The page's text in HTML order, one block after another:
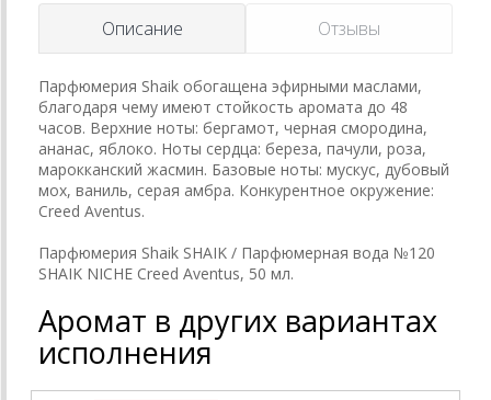
Описание Отзывы
Парфюмерия Shaik обогащена эфирными маслами,
благодаря чему имеют стойкость аромата до 48
часов. Верхние ноты: бергамот, черная смородина,
ананас, яблоко. Ноты сердца: береза, пачули, роза,
марокканский жасмин. Базовые ноты: мускус, дубовый
мох, ваниль, серая амбра. Конкурентное окружение:
Creed Aventus.
Парфюмерия Shaik SHAIK / Парфюмерная вода №120
SHAIK NICHE Creed Aventus, 50 мл.
Аромат в других вариантах
исполнения